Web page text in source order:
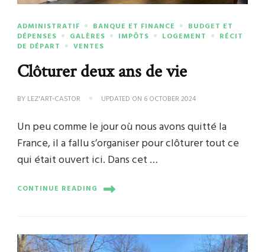
ADMINISTRATIF BANQUE ET FINANCE
BUDGET ET
DÉPENSES
GALÈRES IMPÔTS LOGEMENT
RÉCIT
DE DÉPART
VENTES
Clôturer deux ans de vie
BY LEZ'ART-CASTOR UPDATED ON 6 OCTOBER 2024
Un peu comme le jour où nous avons quitté la
France, il a fallu s’organiser pour clôturer tout ce
qui était ouvert ici. Dans cet …
CONTINUE READING